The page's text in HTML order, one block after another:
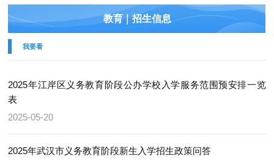
教育 | 招生信息
我要看
2025年江岸区义务教育阶段公办学校入学服务范围预安排一览
表
2025-05-20
2025年武汉市义务教育阶段新生入学招生政策问答